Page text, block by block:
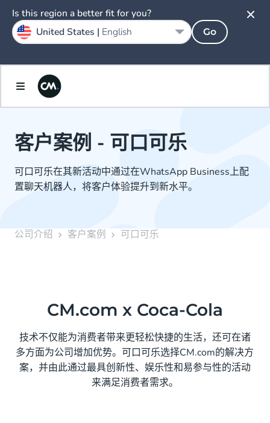
客户案例 - 可口可乐
可口可乐在其新活动中通过在WhatsApp Business上配
置聊天机器人，将客户体验提升到新水平。
公司介绍 客户案例 可口可乐
CM.com x Coca-Cola
技术不仅能为消费者带来更轻松快捷的生活，还可在诸
多方面为公司增加优势。可口可乐选择CM.com的解决方
案，并由此通过最具创新性、娱乐性和易参与性的活动
来满足消费者需求。
Is this region a better fit for you?
United States | English Go